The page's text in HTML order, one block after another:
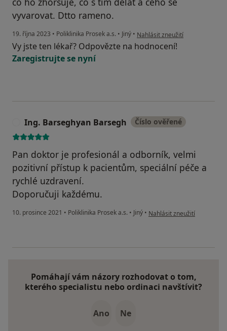
vyvarovat. Dtto rameno.
19. října 2023 • Poliklinika Prosek a.s. • Jiný • podle názoru uživatele Jakub
Nahlásit zneužití
Vy jste ten lékař? Odpovězte na hodnocení!
Zaregistrujte se nyní
Ing. Barseghyan Barsegh Číslo ověřené
Pan doktor je profesionál a odborník, velmi
pozitivní přístup k pacientům, speciální péče a
rychlé uzdravení.
Doporučuji každému.
10. prosince 2021 • Poliklinika Prosek a.s. • Jiný • podle názoru uživatele Ing.
Nahlásit zneužití
Pomáhají vám názory rozhodovat o tom,
kterého specialistu nebo ordinaci navštívit?
Ano Ne